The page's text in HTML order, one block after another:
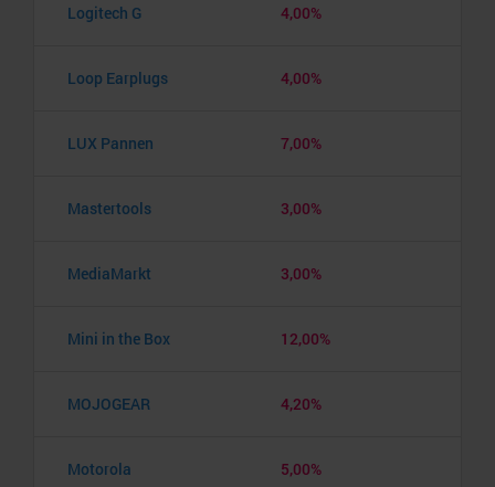
Logitech G 4,00%
Loop Earplugs 4,00%
LUX Pannen 7,00%
Mastertools 3,00%
MediaMarkt 3,00%
Mini in the Box 12,00%
MOJOGEAR 4,20%
Motorola 5,00%